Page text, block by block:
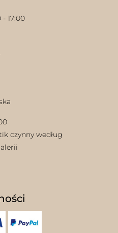
- 17:00
czynny według
galerii